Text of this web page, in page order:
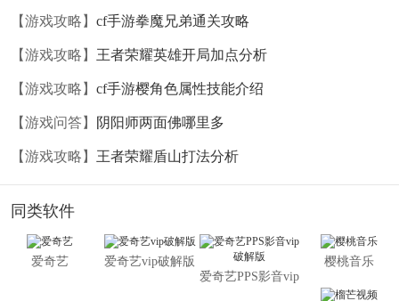
考级目标匹配美剧：您选择英语考级目标，海豚君自动
为您筛选最适合剧集，从此免去寻找剧集的苦恼，请尽情慵
中英字幕任您切换：双语、英文、无字三种字幕模式，
任您切换，duang!duang!duang! 也许一开始你是拒绝的，但是
看到这里是不是觉得像加了特效一样？绝对满足想要通过看
考级词汇突出亮度：那些年，看美剧过程中匆匆飘过的
单词儿是不是都被你遗忘了呢？不要紧，只要您选定了考级
目标，考级词汇凸显在屏幕中央。看过，笑过，绝不错过！
剧后习题增加效率：剧后配套习题，助您过级。看到这
【游戏攻略】 cf手游拳魔兄弟通关攻略
【游戏攻略】 王者荣耀英雄开局加点分析
【游戏攻略】 cf手游樱角色属性技能介绍
【游戏问答】 阴阳师两面佛哪里多
【游戏攻略】 王者荣耀盾山打法分析
同类软件
爱奇艺
爱奇艺vip破解版
爱奇艺PPS影音vip
樱桃音乐